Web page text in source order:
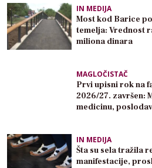
IN MEDIJA
Most kod Barice
temelja: Vrednost
miliona dinara
MAGLOČISTAČ
Prvi upisni rok na
2026/27. završen:
medicinu,
IN MEDIJA
Šta su sela tražila
manifestacije,